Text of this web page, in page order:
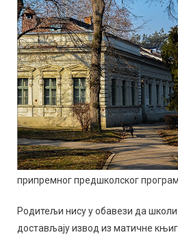
припремног предшколског
Родитељи нису у обавези да
достављају извод из матичне